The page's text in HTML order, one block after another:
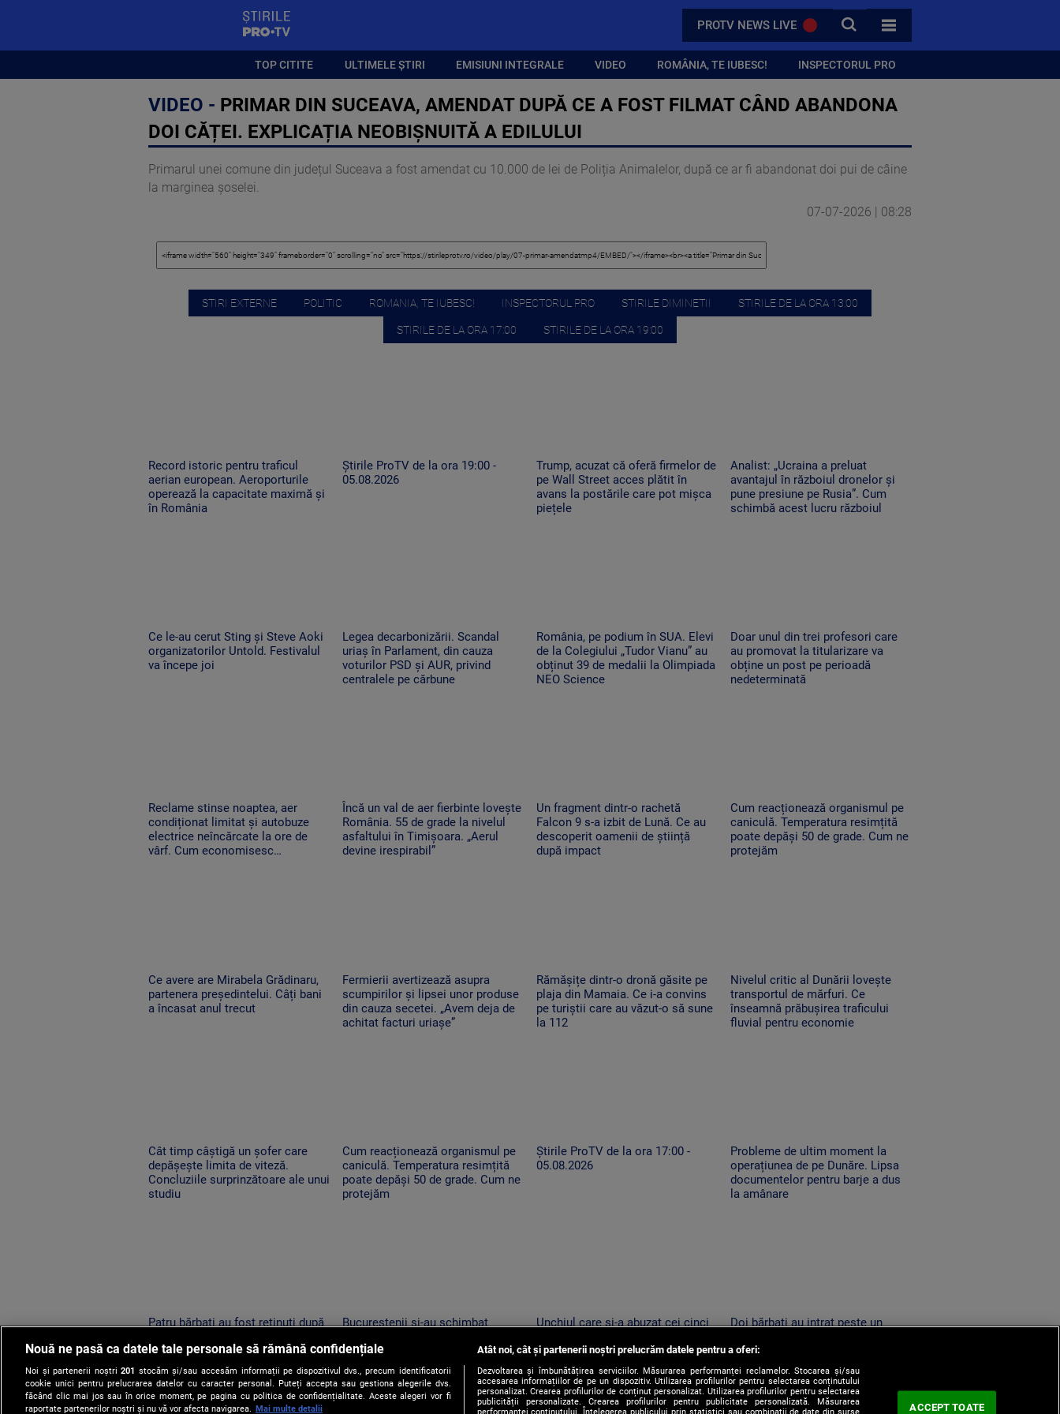
PROTV NEWS LIVE CAUTA
TOATE CATEGORIILE
TOP CITITE ULTIMELE ȘTIRI EMISIUNI INTEGRALE VIDEO ROMÂNIA, TE IUBESC! INSPECTORUL PRO
VIDEO - PRIMAR DIN SUCEAVA, AMENDAT DUPĂ CE A FOST FILMAT CÂND ABANDONA
DOI CĂȚEI. EXPLICAȚIA NEOBIȘNUITĂ A EDILULUI
Primarul unei comune din județul Suceava a fost amendat cu 10.000 de lei de Poliția Animalelor, după ce ar fi abandonat doi pui de câine
la marginea șoselei.
07-07-2026 | 08:28
STIRI EXTERNE POLITIC ROMANIA, TE IUBESC! INSPECTORUL PRO STIRILE DIMINETII STIRILE DE LA ORA 13:00
STIRILE DE LA ORA 17:00 STIRILE DE LA ORA 19:00
Record istoric pentru traficul
aerian european. Aeroporturile
operează la capacitate maximă și
în România
Știrile ProTV de la ora 19:00 -
05.08.2026
Trump, acuzat că oferă firmelor de
pe Wall Street acces plătit în
avans la postările care pot mișca
piețele
Analist: „Ucraina a preluat
avantajul în războiul dronelor și
pune presiune pe Rusia”. Cum
schimbă acest lucru războiul
Ce le-au cerut Sting și Steve Aoki
organizatorilor Untold. Festivalul
va începe joi
Legea decarbonizării. Scandal
uriaș în Parlament, din cauza
voturilor PSD și AUR, privind
centralele pe cărbune
România, pe podium în SUA. Elevi
de la Colegiului „Tudor Vianu” au
obținut 39 de medalii la Olimpiada
NEO Science
Doar unul din trei profesori care
au promovat la titularizare va
obține un post pe perioadă
nedeterminată
Reclame stinse noaptea, aer
condiționat limitat și autobuze
electrice neîncărcate la ore de
vârf. Cum economisesc
Încă un val de aer fierbinte lovește
România. 55 de grade la nivelul
asfaltului în Timișoara. „Aerul
devine irespirabil”
Un fragment dintr-o rachetă
Falcon 9 s-a izbit de Lună. Ce au
descoperit oamenii de știință
după impact
Cum reacționează organismul pe
caniculă. Temperatura resimțită
poate depăși 50 de grade. Cum ne
protejăm
Ce avere are Mirabela Grădinaru,
partenera președintelui. Câți bani
a încasat anul trecut
Fermierii avertizează asupra
scumpirilor și lipsei unor produse
din cauza secetei. „Avem deja de
achitat facturi uriașe”
Rămășițe dintr-o dronă găsite pe
plaja din Mamaia. Ce i-a convins
pe turiștii care au văzut-o să sune
la 112
Nivelul critic al Dunării lovește
transportul de mărfuri. Ce
înseamnă prăbușirea traficului
fluvial pentru economie
Cât timp câștigă un șofer care
depășește limita de viteză.
Concluziile surprinzătoare ale unui
studiu
Cum reacționează organismul pe
caniculă. Temperatura resimțită
poate depăși 50 de grade. Cum ne
protejăm
Știrile ProTV de la ora 17:00 -
05.08.2026
Probleme de ultim moment la
operațiunea de pe Dunăre. Lipsa
documentelor pentru barje a dus
la amânare
Patru bărbați au fost reținuți după
bar din comuna Dofteana.
Conflictul a fost filmat
Bucureștenii și-au schimbat
merg la cumpărături și caută
răcoarea mult-dorită în parcuri
Unchiul care și-a abuzat cei cinci
profitat de poziția de autoritate”
Doi bărbați au intrat peste un
noapte în Horezu. L-au amenințat
cu moartea și l-au jefuit
Nouă ne pasă ca datele tale personale să rămână confidențiale
Noi și partenerii noștri201 stocăm și/sau accesăm informații pe dispozitivul dvs., precum identificatorii
cookie unici pentru prelucrarea datelor cu caracter personal. Puteți accepta sau gestiona alegerile dvs.
făcând clic mai jos sau în orice moment, pe pagina cu politica de confidențialitate. Aceste alegeri vor fi
raportate partenerilor noștri și nu vă vor afecta navigarea.
Mai multe detalii
Atât noi, cât și partenerii noștri prelucrăm datele pentru a oferi:
Dezvoltarea și îmbunătățirea serviciilor. Măsurarea performanței reclamelor. Stocarea și/sau
accesarea informațiilor de pe un dispozitiv. Utilizarea profilurilor pentru selectarea conținutului
personalizat. Crearea profilurilor de conținut personalizat. Utilizarea profilurilor pentru selectarea
publicității personalizate. Crearea profilurilor pentru publicitate personalizată. Măsurarea
ACCEPT TOATE